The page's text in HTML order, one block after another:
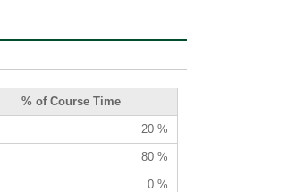
% of Course Time
20 %
80 %
0 %